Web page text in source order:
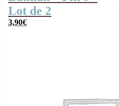
Lot de 2
3,90€